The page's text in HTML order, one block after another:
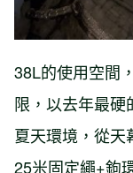
38L的使用空間
限，以去年最硬
夏天環境，從天
25米固定繩+鉤